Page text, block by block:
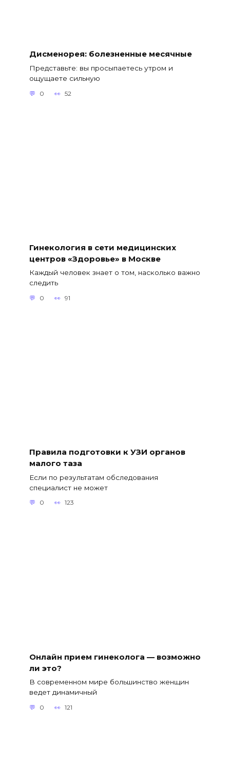
Дисменорея: болезненные месячные
Представьте: вы просыпаетесь утром и
ощущаете сильную
0 52
Гинекология в сети медицинских
центров «Здоровье» в Москве
Каждый человек знает о том, насколько важно
следить
0 91
Правила подготовки к УЗИ органов
малого таза
Если по результатам обследования
специалист не может
0 123
Онлайн прием гинеколога — возможно
ли это?
В современном мире большинство женщин
ведет динамичный
0 121